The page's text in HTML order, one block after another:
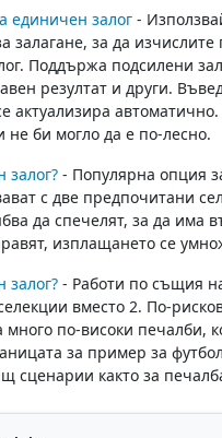
единичен залог -
залагане, за да изчислите
Поддържа подсилени
резултат и други.
актуализира
не би могло да е по-лесно.
залог? - Популярна опция
с две предпочитани
да спечелят, за да има
изплащането се
залог? - Работи по същия
вместо 2. По-
много по-високи печалби,
за пример за
сценарии както за